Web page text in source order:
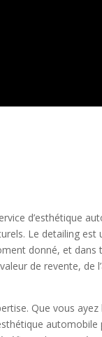
d’esthétique
Le detailing
donné, et
de revente,
Que vous